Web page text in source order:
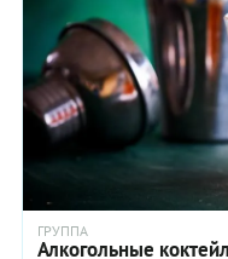
ГРУППА
Алкогольные